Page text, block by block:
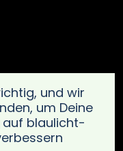
und wir
um Deine
auf blaulicht-